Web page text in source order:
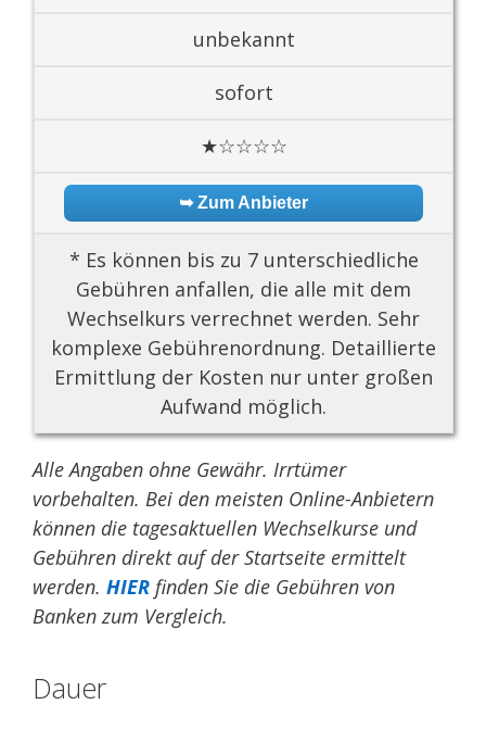
unbekannt
sofort
★☆☆☆☆
➥ Zum Anbieter
* Es können bis zu 7 unterschiedliche
Gebühren anfallen, die alle mit dem
Wechselkurs verrechnet werden. Sehr
komplexe Gebührenordnung. Detaillierte
Ermittlung der Kosten nur unter großen
Aufwand möglich.
Alle Angaben ohne Gewähr. Irrtümer
vorbehalten. Bei den meisten Online-Anbietern
können die tagesaktuellen Wechselkurse und
Gebühren direkt auf der Startseite ermittelt
werden. HIER finden Sie die Gebühren von
Banken zum Vergleich.
Dauer